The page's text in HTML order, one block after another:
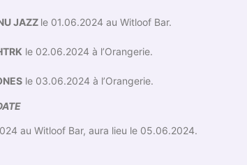
JAZZ le 01.06.2024 au Witloof Bar.
le 02.06.2024 à l’Orangerie.
le 03.06.2024 à l’Orangerie.
au Witloof Bar, aura lieu le 05.06.2024.